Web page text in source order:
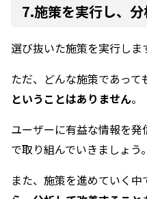
7.施策を実行し、
選び抜いた施策を実行しま
ただ、どんな施策であって
ということはありません。
ユーザーに有益な情報を
で取り組んでいきましょう。
また、施策を進めていく中